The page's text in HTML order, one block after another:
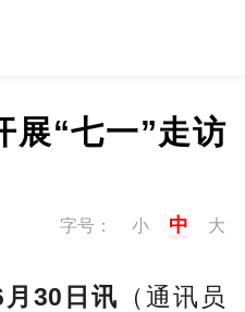
展“七一”走访
字号： 小 中 大
30日讯 （通讯员